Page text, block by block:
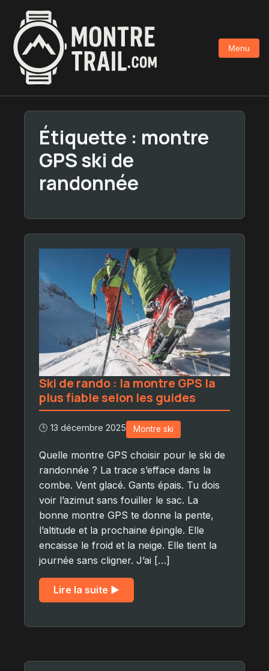
contenu
principal
Menu
Étiquette : montre
GPS ski de
randonnée
Ski de rando : la montre GPS la
plus fiable selon les guides
🕒 13 décembre 2025 Montre ski
Quelle montre GPS choisir pour le ski de
randonnée ? La trace s’efface dans la
combe. Vent glacé. Gants épais. Tu dois
voir l’azimut sans fouiller le sac. La
bonne montre GPS te donne la pente,
l’altitude et la prochaine épingle. Elle
encaisse le froid et la neige. Elle tient la
journée sans cligner. J’ai […]
Lire la suite ▶︎